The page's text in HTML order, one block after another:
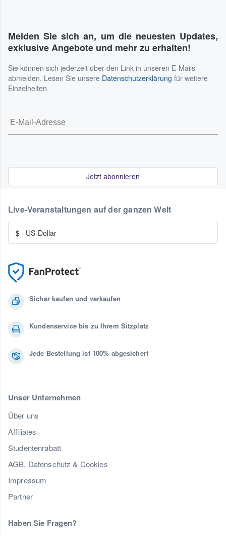
Melden Sie sich an, um die neuesten Updates,
exklusive Angebote und mehr zu erhalten!
Sie können sich jederzeit über den Link in unseren E-Mails
abmelden. Lesen Sie unsere Datenschutzerklärung für weitere
Einzelheiten.
Jetzt abonnieren
Sicher kaufen und verkaufen
Kundenservice bis zu Ihrem Sitzplatz
Jede Bestellung ist 100% abgesichert
Unser Unternehmen
Über uns
Affiliates
Studentenrabatt
AGB, Datenschutz & Cookies
Impressum
Partner
Haben Sie Fragen?
Live-Veranstaltungen auf der ganzen Welt
$ · US-Dollar